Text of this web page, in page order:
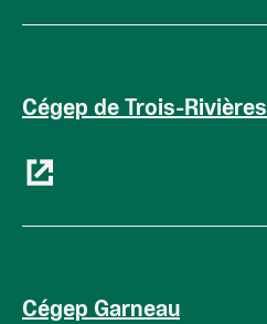
Cégep de Trois-Rivières
Cégep Garneau